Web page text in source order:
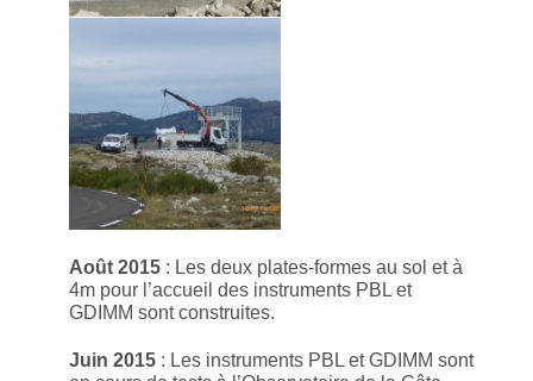
Août 2015 : Les deux plates-formes au sol et à
4m pour l’accueil des instruments PBL et
GDIMM sont construites.
Juin 2015 : Les instruments PBL et GDIMM sont